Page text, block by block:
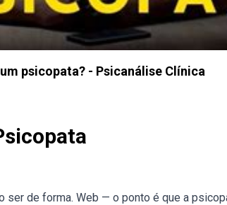
psicopata? - Psicanálise Clínica
de forma. Web — o ponto é que a